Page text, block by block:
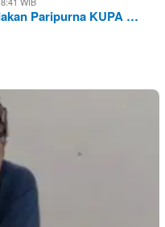
Paripurna KUPA …